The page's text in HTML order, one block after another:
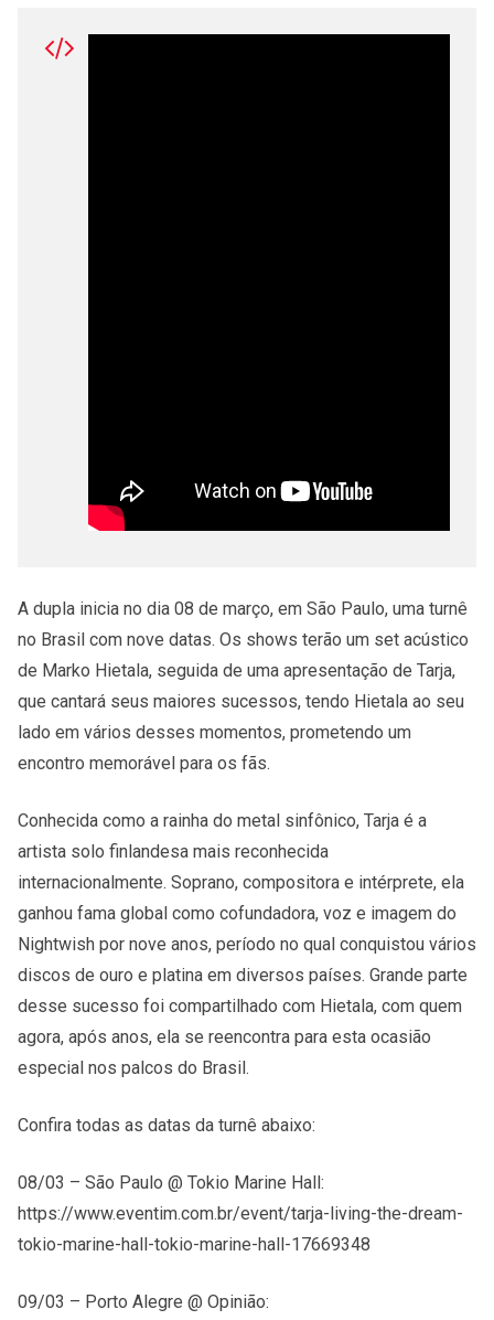
A dupla inicia no dia 08 de março, em São Paulo, uma turnê
no Brasil com nove datas. Os shows terão um set acústico
de Marko Hietala, seguida de uma apresentação de Tarja,
que cantará seus maiores sucessos, tendo Hietala ao seu
lado em vários desses momentos, prometendo um
encontro memorável para os fãs.
Conhecida como a rainha do metal sinfônico, Tarja é a
artista solo finlandesa mais reconhecida
internacionalmente. Soprano, compositora e intérprete, ela
ganhou fama global como cofundadora, voz e imagem do
Nightwish por nove anos, período no qual conquistou vários
discos de ouro e platina em diversos países. Grande parte
desse sucesso foi compartilhado com Hietala, com quem
agora, após anos, ela se reencontra para esta ocasião
especial nos palcos do Brasil.
Confira todas as datas da turnê abaixo:
08/03 – São Paulo @ Tokio Marine Hall:
https://www.eventim.com.br/event/tarja-living-the-dream-
tokio-marine-hall-tokio-marine-hall-17669348
09/03 – Porto Alegre @ Opinião: